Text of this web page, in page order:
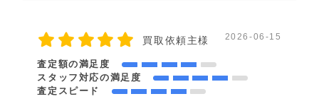
買取依頼主様 2026-06-15
査定額の満足度
スタッフ対応の満足度
査定スピード